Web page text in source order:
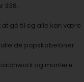
338.
at gå til og alle kan være
de papskabeloner
og montere